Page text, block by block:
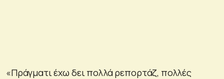
«Πράγματι έχω δει πολλά ρεπορτάζ, πολλές